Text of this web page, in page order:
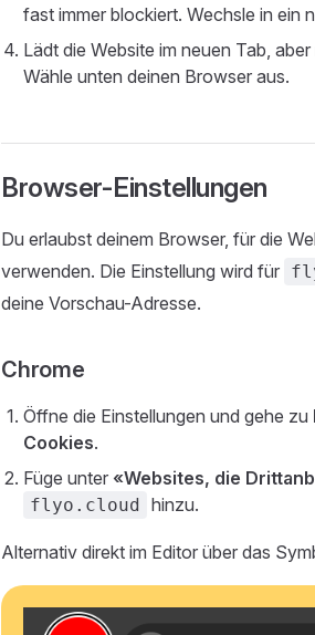
fast immer blockiert. Wechsle in ein
Lädt die Website im neuen Tab,
Wähle unten deinen Browser aus.
Browser-Einstellungen
Du erlaubst deinem Browser, für die
verwenden. Die Einstellung wird für
deine Vorschau-Adresse.
Chrome
Öffne die Einstellungen und gehe zu
Cookies.
Füge unter «Websites, die
flyo.cloud hinzu.
Alternativ direkt im Editor über das